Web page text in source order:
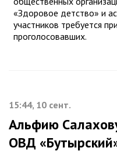
«Здоровое детство» и
участников требуется
проголосовавших.
15:44, 10 сент.
Альфию
ОВД